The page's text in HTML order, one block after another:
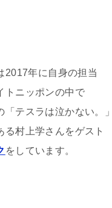
2017年に自身の担当
トニッポンの中で
「テスラは泣かない。」
る村上学さんをゲスト
をしています。